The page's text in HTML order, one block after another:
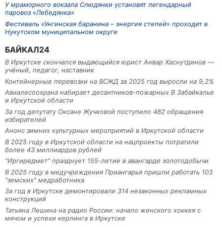
У мраморного вокзала Слюдянки установят легендарный
паровоз «Лебедянка»
Фестиваль «Унгинская баранина – энергия степей» проходит в
Нукутском муниципальном округе
БАЙКАЛ24
В Иркутске скончался выдающийся юрист Анвар Хаснутдинов —
учёный, педагог, наставник
Контейнерные перевозки на ВСЖД за 2025 год выросли на 9,2%
Авиалесоохрана набирает десантников-пожарных В Забайкалье
и Иркутской области
За год депутату Оксане Жучковой поступило 482 обращения
избирателей
Анонс зимних культурных мероприятий в Иркутской области
В 2025 году в Иркутской области на нацпроекты потратили
более 43 миллиардов рублей
"Иргиредмет" празднует 155-летие в авангарде золотодобычи
В 2025 году в медучреждения Приангарья пришли работать 103
"земских" медработника
За год в Иркутске демонтировали 314 незаконных рекламных
конструкций
Татьяна Лешина на радио России: начало женского хоккея с
мячом и успехи керлинга в Иркутске